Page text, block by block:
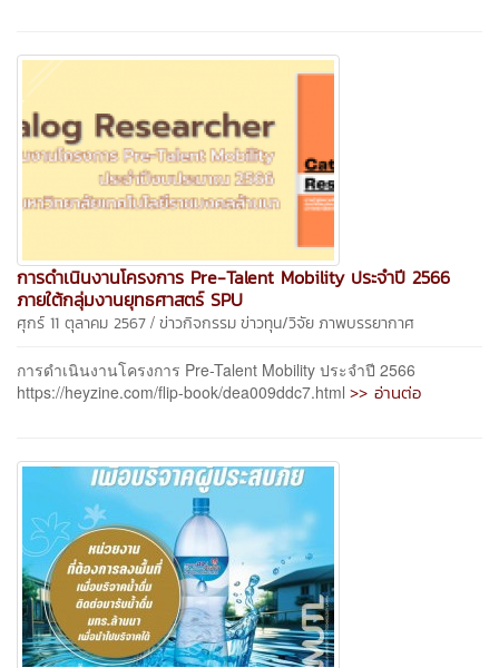
การดำเนินงานโครงการ Pre-Talent Mobility ประจำปี 2566
ภายใต้กลุ่มงานยุทธศาสตร์ SPU
ศุกร์ 11 ตุลาคม 2567 / ข่าวกิจกรรมข่าวทุน/วิจัยภาพบรรยากาศ
การดำเนินงานโครงการ Pre-Talent Mobility ประจำปี 2566
https://heyzine.com/flip-book/dea009ddc7.html >> อ่านต่อ